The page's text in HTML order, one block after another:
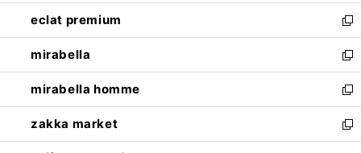
く
ウ
で
開
く
ン
ド
ウ
で
開
く
ウ
ィ
ン
ド
ウ
で
開
く
し
い
ウ
ィ
ン
ド
ウ
で
開
eclat premium
新
し
い
ウ
ィ
ン
ド
ウ
mirabella
新
し
い
ウ
ィ
ン
mirabella homme
新
し
い
ウ
zakka market
新
し